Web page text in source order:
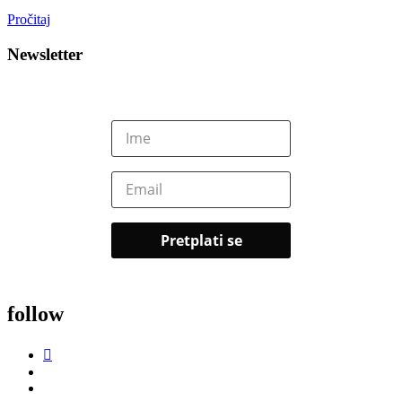
Pročitaj
Newsletter
follow